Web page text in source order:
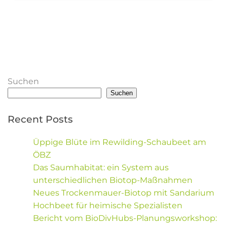
Suchen
Suchen
Recent Posts
Üppige Blüte im Rewilding-Schaubeet am
ÖBZ
Das Saumhabitat: ein System aus
unterschiedlichen Biotop-Maßnahmen
Neues Trockenmauer-Biotop mit Sandarium
Hochbeet für heimische Spezialisten
Bericht vom BioDivHubs-Planungsworkshop: